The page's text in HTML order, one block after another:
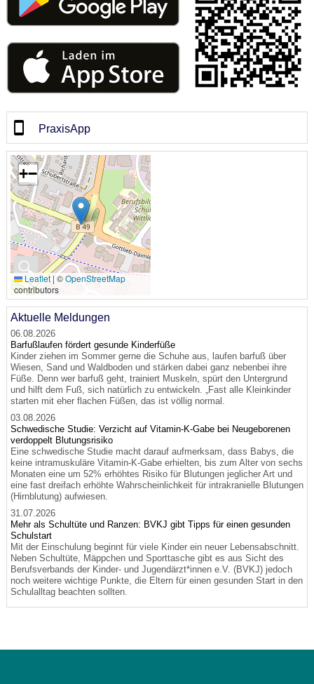
PraxisApp
🔍
+−
Leaflet | ©OpenStreetMap
contributors
Aktuelle Meldungen
06.08.2026
Barfußlaufen fördert gesunde Kinderfüße
Kinder ziehen im Sommer gerne die Schuhe aus, laufen barfuß über
Wiesen, Sand und Waldboden und stärken dabei ganz nebenbei ihre
Füße. Denn wer barfuß geht, trainiert Muskeln, spürt den Untergrund
und hilft dem Fuß, sich natürlich zu entwickeln. „Fast alle Kleinkinder
starten mit eher flachen Füßen, das ist völlig normal.
03.08.2026
Schwedische Studie: Verzicht auf Vitamin-K-Gabe bei Neugeborenen
verdoppelt Blutungsrisiko
Eine schwedische Studie macht darauf aufmerksam, dass Babys, die
keine intramuskuläre Vitamin-K-Gabe erhielten, bis zum Alter von sechs
Monaten eine um 52% erhöhtes Risiko für Blutungen jeglicher Art und
eine fast dreifach erhöhte Wahrscheinlichkeit für intrakranielle Blutungen
(Hirnblutung) aufwiesen.
31.07.2026
Mehr als Schultüte und Ranzen: BVKJ gibt Tipps für einen gesunden
Schulstart
Mit der Einschulung beginnt für viele Kinder ein neuer Lebensabschnitt.
Neben Schultüte, Mäppchen und Sporttasche gibt es aus Sicht des
Berufsverbands der Kinder- und Jugendärzt*innen e.V. (BVKJ) jedoch
noch weitere wichtige Punkte, die Eltern für einen gesunden Start in den
Schulalltag beachten sollten.